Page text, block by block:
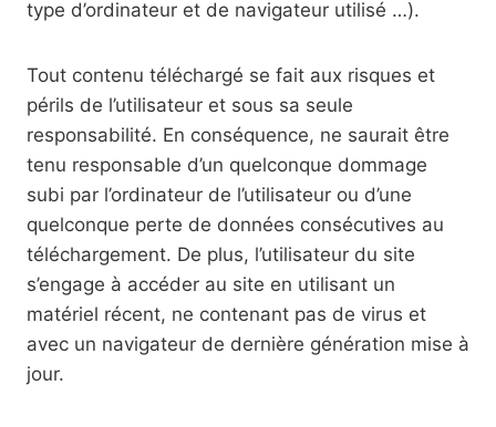
type d’ordinateur et de navigateur utilisé …).
Tout contenu téléchargé se fait aux risques et
périls de l’utilisateur et sous sa seule
responsabilité. En conséquence, ne saurait être
tenu responsable d’un quelconque dommage
subi par l’ordinateur de l’utilisateur ou d’une
quelconque perte de données consécutives au
téléchargement. De plus, l’utilisateur du site
s’engage à accéder au site en utilisant un
matériel récent, ne contenant pas de virus et
avec un navigateur de dernière génération mise à
jour.